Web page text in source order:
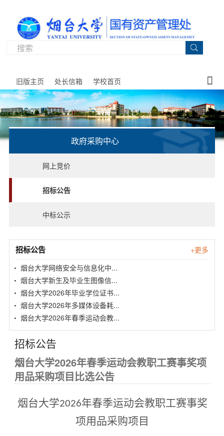
旧版主页 处长信箱 学校首页 
工作 与职
能
规章 资产 物资 资产 房产 服务
政府采购中心
网上竞价
招标公告
中标公示
招标公告
+更多
烟台大学网络安全与信息化中...
烟台大学新生及毕业生图像信...
烟台大学2026年毕业学位证书...
烟台大学2026年多媒体设备耗...
烟台大学2026年春季运动会教...
招标公告
烟台大学2026年春季运动会教职工赛事奖项
用品采购项目比选公告
烟台大学2026年春季运动会教职工赛事奖
项用品采购项目